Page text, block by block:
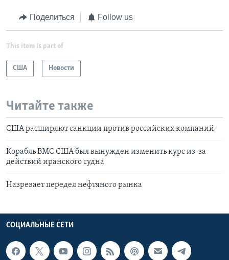
Поделиться Follow us
This item is part of
США Новости
Читайте также
США расширяют санкции против российских компаний
Корабль ВМС США был вынужден изменить курс из-за
действий иранского судна
Назревает передел нефтяного рынка
СОЦИАЛЬНЫЕ СЕТИ